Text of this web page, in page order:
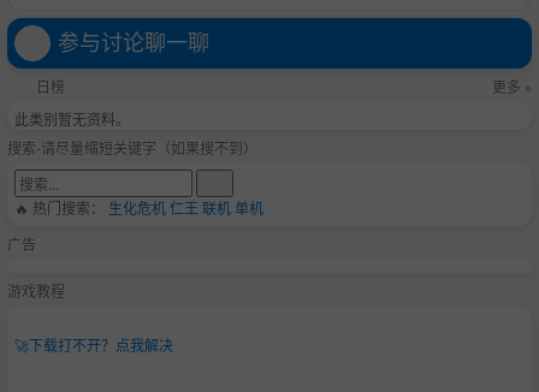
参与讨论聊一聊
日榜
更多 »
此类别暂无资料。
搜索-请尽量缩短关键字（如果搜不到）
🔥 热门搜索： 生化危机仁王 联机单机
广告
游戏教程
🚀下载打不开？点我解决